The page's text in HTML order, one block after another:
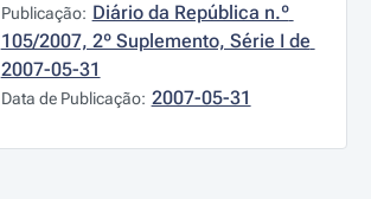
Publicação: Diário da República n.º
105/2007, 2º Suplemento, Série I de
2007-05-31
Data de Publicação: 2007-05-31